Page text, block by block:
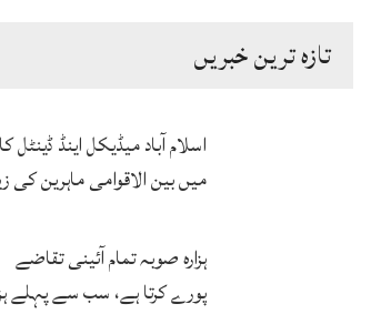
تازہ ترین خبریں
اسلام آباد میڈیکل اینڈ ڈینٹل
میں بین الاقوامی ماہرین کی
سرٹیفکیٹ پروگرام شروع
ہزارہ صوبہ تمام آئینی تقاضے
پورے کرتا ہے، سب سے پہلے